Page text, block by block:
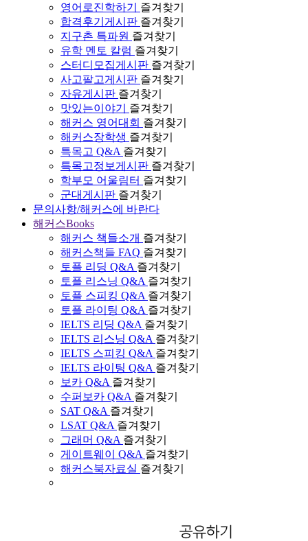
영어로진학하기
즐겨찾기
합격후기게시판 즐겨찾기
지구촌 특파원 즐겨찾기
유학 멘토 칼럼 즐겨찾기
스터디모집게시판 즐겨찾기
사고팔고게시판 즐겨찾기
자유게시판 즐겨찾기
맛있는이야기
즐겨찾기
해커스 영어대회 즐겨찾기
해커스장학생 즐겨찾기
특목고 Q&A 즐겨찾기
특목고정보게시판 즐겨찾기
학부모 어울림터 즐겨찾기
군대게시판 즐겨찾기
문의사항/해커스에 바란다
해커스Books
해커스 책들소개 즐겨찾기
해커스책들 FAQ 즐겨찾기
토플 리딩 Q&A 즐겨찾기
토플 리스닝 Q&A 즐겨찾기
토플 스피킹 Q&A 즐겨찾기
토플 라이팅 Q&A 즐겨찾기
IELTS 리딩 Q&A 즐겨찾기
IELTS 리스닝 Q&A 즐겨찾기
IELTS 스피킹 Q&A 즐겨찾기
IELTS 라이팅 Q&A 즐겨찾기
보카 Q&A 즐겨찾기
수퍼보카 Q&A 즐겨찾기
SAT Q&A 즐겨찾기
LSAT Q&A 즐겨찾기
그래머 Q&A 즐겨찾기
게이트웨이 Q&A 즐겨찾기
해커스북자료실 즐겨찾기